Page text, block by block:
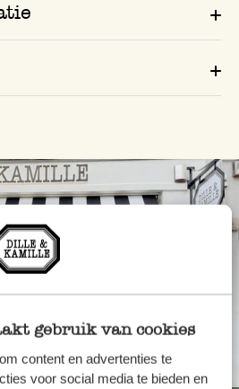
gebruik van cookies
content en advertenties te
voor social media te bieden en
buurt